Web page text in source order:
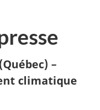
–
climatique